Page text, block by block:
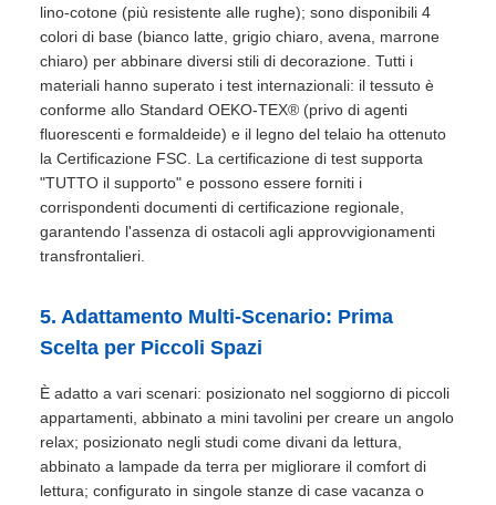
lino-cotone (più resistente alle rughe); sono disponibili 4
colori di base (bianco latte, grigio chiaro, avena, marrone
chiaro) per abbinare diversi stili di decorazione. Tutti i
materiali hanno superato i test internazionali: il tessuto è
conforme allo Standard OEKO-TEX® (privo di agenti
fluorescenti e formaldeide) e il legno del telaio ha ottenuto
la Certificazione FSC. La certificazione di test supporta
"TUTTO il supporto" e possono essere forniti i
corrispondenti documenti di certificazione regionale,
garantendo l'assenza di ostacoli agli approvvigionamenti
transfrontalieri.
5. Adattamento Multi-Scenario: Prima
Scelta per Piccoli Spazi
È adatto a vari scenari: posizionato nel soggiorno di piccoli
appartamenti, abbinato a mini tavolini per creare un angolo
relax; posizionato negli studi come divani da lettura,
abbinato a lampade da terra per migliorare il comfort di
lettura; configurato in singole stanze di case vacanza o